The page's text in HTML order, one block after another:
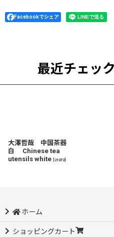
Facebookでシェア
最近チェッ
大澤哲哉 中国茶器
白 Chinese tea
utensils white
21072]
ホーム
ショッピングカート